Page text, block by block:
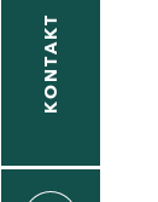
KONTAKT